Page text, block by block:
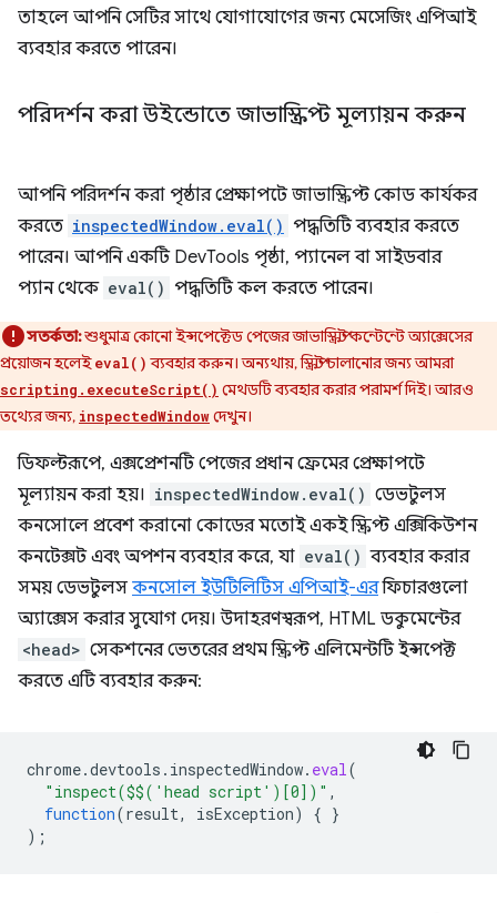
তাহলে আপনি সেটির সাথে যোগাযোগের জন্য মেসেজিং এপিআই
ব্যবহার করতে পারেন।
পরিদর্শন করা উইন্ডোতে জাভাস্ক্রিপ্ট মূল্যায়ন করুন
আপনি পরিদর্শন করা পৃষ্ঠার প্রেক্ষাপটে জাভাস্ক্রিপ্ট কোড কার্যকর
করতে inspectedWindow.eval() পদ্ধতিটি ব্যবহার করতে
পারেন। আপনি একটি DevTools পৃষ্ঠা, প্যানেল বা সাইডবার
প্যান থেকে eval() পদ্ধতিটি কল করতে পারেন।
সতর্কতা:শুধুমাত্র কোনো ইন্সপেক্টেড পেজের জাভাস্ক্রিপ্ট কন্টেন্টে অ্যাক্সেসের
প্রয়োজন হলেইeval() ব্যবহার করুন। অন্যথায়, স্ক্রিপ্ট চালানোর জন্য আমরা
scripting.executeScript() মেথডটি ব্যবহার করার পরামর্শ দিই। আরও
তথ্যের জন্য, inspectedWindowদেখুন।
ডিফল্টরূপে, এক্সপ্রেশনটি পেজের প্রধান ফ্রেমের প্রেক্ষাপটে
মূল্যায়ন করা হয়। inspectedWindow.eval() ডেভটুলস
কনসোলে প্রবেশ করানো কোডের মতোই একই স্ক্রিপ্ট এক্সিকিউশন
কনটেক্সট এবং অপশন ব্যবহার করে, যা eval() ব্যবহার করার
সময় ডেভটুলস কনসোল ইউটিলিটিস এপিআই-এরফিচারগুলো
অ্যাক্সেস করার সুযোগ দেয়। উদাহরণস্বরূপ, HTML ডকুমেন্টের
<head> সেকশনের ভেতরের প্রথম স্ক্রিপ্ট এলিমেন্টটি ইন্সপেক্ট
করতে এটি ব্যবহার করুন:
chrome.devtools . inspectedWindow. eval(
"inspect($$('head script')[0])" ,
function(result, isException) { }
);